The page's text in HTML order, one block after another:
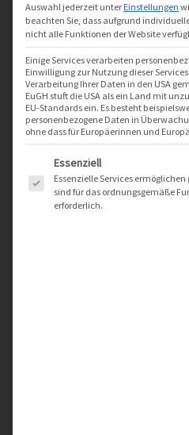
akti
nfor
Auswahl jederzeit unterEinstellungen
beachten Sie, dass aufgrund
nicht alle Funktionen der Website
Einige Services verarbeiten
Einwilligung zur Nutzung dieser
Verarbeitung Ihrer Daten in den USA
EuGH stuft die USA als ein Land mit
EU-Standards ein. Es besteht
personenbezogene Daten in
ohne dass für Europäerinnen und
Es folgt eine Liste der Service-
Essenziell
Essenzielle Services
sind für das ordnungsgemäße
erforderlich.